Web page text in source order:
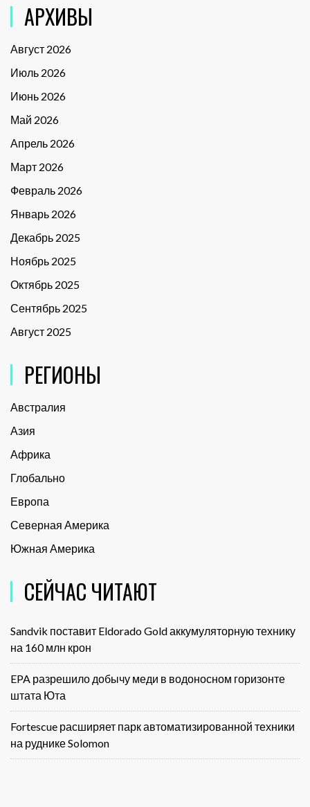
АРХИВЫ
Август 2026
Июль 2026
Июнь 2026
Май 2026
Апрель 2026
Март 2026
Февраль 2026
Январь 2026
Декабрь 2025
Ноябрь 2025
Октябрь 2025
Сентябрь 2025
Август 2025
РЕГИОНЫ
Австралия
Азия
Африка
Глобально
Европа
Северная Америка
Южная Америка
СЕЙЧАС ЧИТАЮТ
Sandvik поставит Eldorado Gold аккумуляторную технику
на 160 млн крон
EPA разрешило добычу меди в водоносном горизонте
штата Юта
Fortescue расширяет парк автоматизированной техники
на руднике Solomon